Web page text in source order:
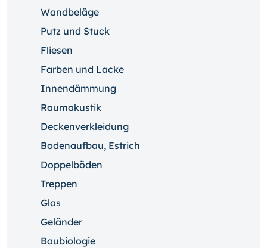
Wandbeläge
Putz und Stuck
Fliesen
Farben und Lacke
Innendämmung
Raumakustik
Deckenverkleidung
Bodenaufbau, Estrich
Doppelböden
Treppen
Glas
Geländer
Baubiologie